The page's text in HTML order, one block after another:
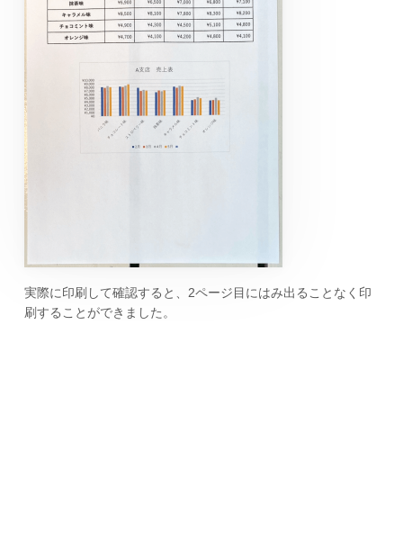
実際に印刷して確認すると、2ページ目にはみ出ることなく印
刷することができました。